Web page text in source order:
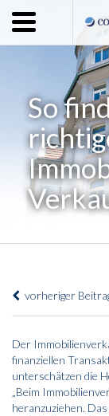
Home
Unternehmen
Leistungen
News
Presse
So
vorheriger
Der
finanziellen
unterschätzen die
„Beim
heranzuziehen.